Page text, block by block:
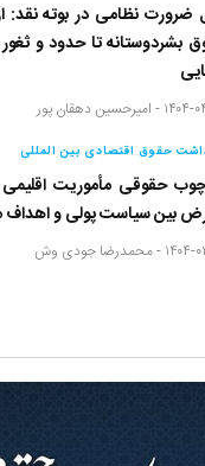
ضرورت نظامی در بوته نقد:
بشردوستانه تا حدود و ثغور
۰۴-۰۴ - امیرحسین دهقان پور
حقوق اقتصادی بین المللی
حقوقی مأموریت اقلیمی
بین سیاست پولی و
۰۳-۰۹ - محمدرضا جودی وش